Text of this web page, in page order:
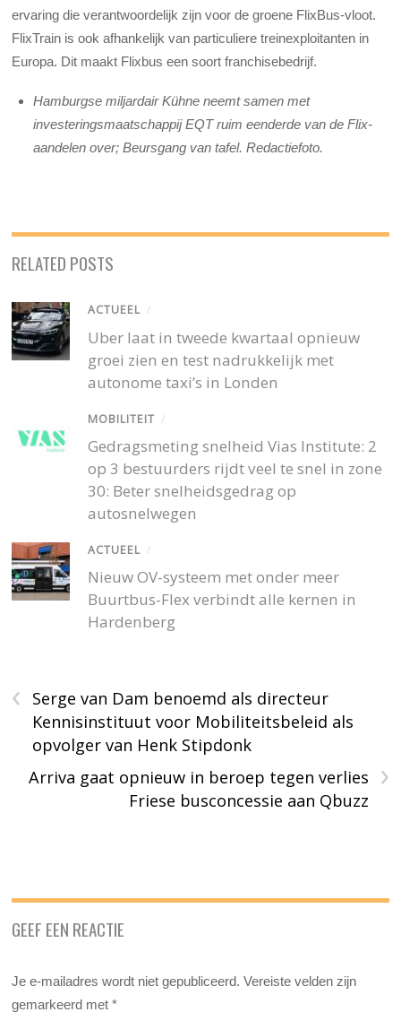
ervaring die verantwoordelijk zijn voor de groene FlixBus-vloot.
FlixTrain is ook afhankelijk van particuliere treinexploitanten in
Europa. Dit maakt Flixbus een soort franchisebedrijf.
Hamburgse miljardair Kühne neemt samen met
investeringsmaatschappij EQT ruim eenderde van de Flix-
aandelen over; Beursgang van tafel. Redactiefoto.
RELATED POSTS
ACTUEEL /
Uber laat in tweede kwartaal opnieuw
groei zien en test nadrukkelijk met
autonome taxi’s in Londen
MOBILITEIT /
Gedragsmeting snelheid Vias Institute: 2
op 3 bestuurders rijdt veel te snel in zone
30: Beter snelheidsgedrag op
autosnelwegen
ACTUEEL /
Nieuw OV-systeem met onder meer
Buurtbus-Flex verbindt alle kernen in
Hardenberg
‹
Serge van Dam benoemd als directeur
Kennisinstituut voor Mobiliteitsbeleid als
opvolger van Henk Stipdonk
›
Arriva gaat opnieuw in beroep tegen verlies
Friese busconcessie aan Qbuzz
GEEF EEN REACTIE
Je e-mailadres wordt niet gepubliceerd. Vereiste velden zijn
gemarkeerd met*